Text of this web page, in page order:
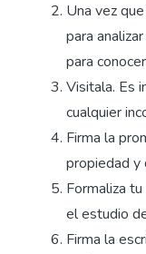
Una vez
para
para
Visitala. Es
cualquier
Firma la
propiedad y
Formaliza
el estudio
Firma la